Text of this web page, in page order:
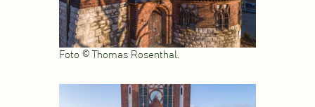
Foto © Thomas Rosenthal.